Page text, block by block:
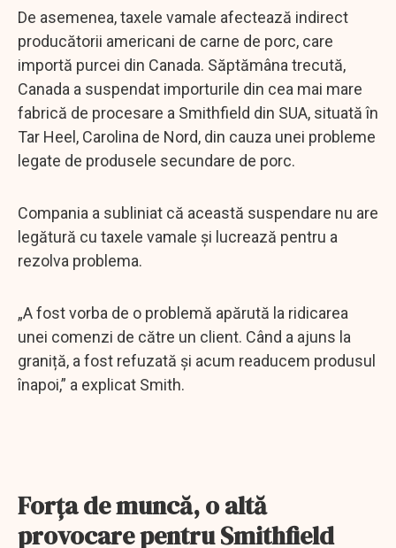
De asemenea, taxele vamale afectează indirect
producătorii americani de carne de porc, care
importă purcei din Canada. Săptămâna trecută,
Canada a suspendat importurile din cea mai mare
fabrică de procesare a Smithfield din SUA, situată în
Tar Heel, Carolina de Nord, din cauza unei probleme
legate de produsele secundare de porc.
Compania a subliniat că această suspendare nu are
legătură cu taxele vamale și lucrează pentru a
rezolva problema.
„A fost vorba de o problemă apărută la ridicarea
unei comenzi de către un client. Când a ajuns la
graniță, a fost refuzată și acum readucem produsul
înapoi,” a explicat Smith.
Forța de muncă, o altă
provocare pentru Smithfield